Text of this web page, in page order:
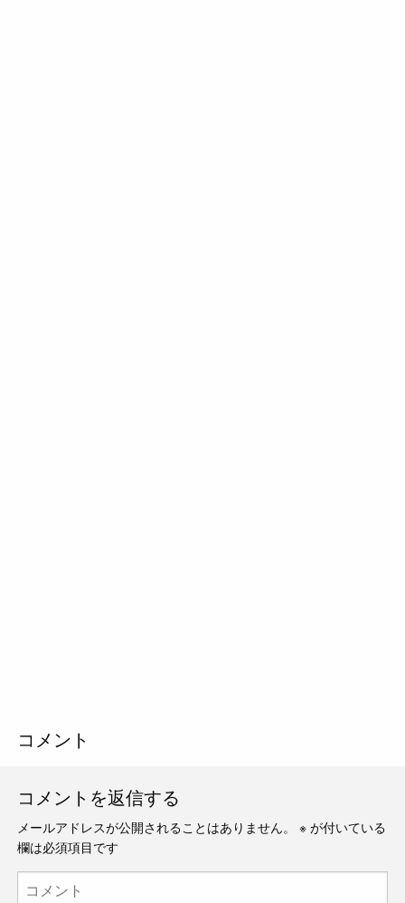
コメント
コメントを返信する
メールアドレスが公開されることはありません。 ※ が付いている
欄は必須項目です